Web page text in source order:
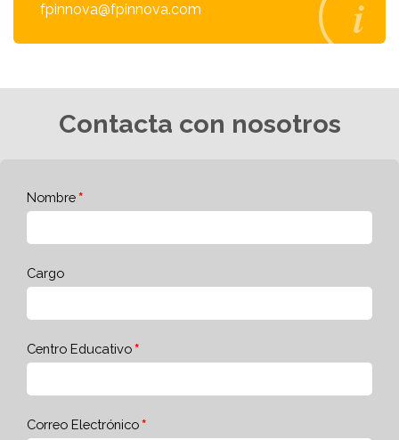
fpinnova@fpinnova.com
Contacta con nosotros
Nombre
Cargo
Centro Educativo
Correo Electrónico